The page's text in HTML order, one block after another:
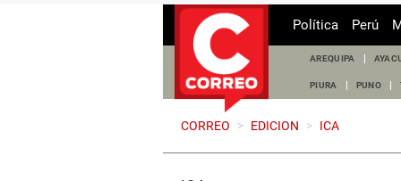
Política Perú
AREQUIPA
PIURA PUNO
CORREO > EDICION > ICA